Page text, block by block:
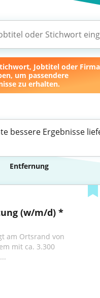
Jobtitel oder Firma
um passendere
zu erhalten.
bessere Ergebnisse
Entfernung
(w/m/d) *
am Ortsrand von
mit ca. 3.300